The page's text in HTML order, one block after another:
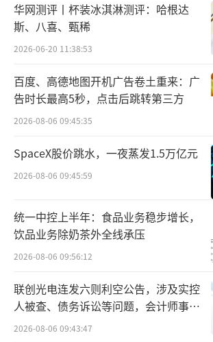
千里科技的崛起离不开吉利
5年3月，吉利控股行政总裁桂
要与千里科技打造“第二个华
吉利在智能化、自动驾驶领域
键，双方形成“吉利输资源、千
吉利作为千里科技“阿尔法
026年让60余款车型搭载其智驾
代提供海量数据和规模化场景；
链，千里科技实现高效成本控
行合作的定制车，全生命周期
低33%-40%，形成核心竞争力。
此外，吉利的全球品牌矩
华网测评丨杯装冰淇淋测评：哈根达
斯、八喜、甄稀
2026-06-20 11:38:53
百度、高德地图开机广告卷土重来：广
告时长最高5秒，点击后跳转第三方
2026-08-06 09:45:35
SpaceX股价跳水，一夜蒸发1.5万亿元
2026-08-06 09:45:59
统一中控上半年：食品业务稳步增长，
饮品业务除奶茶外全线承压
2026-08-06 09:56:12
联创光电连发六则利空公告，涉及实控
人被查、债务诉讼等问题，会计师事务
所曾出具“保留意见”
2026-08-06 09:43:47